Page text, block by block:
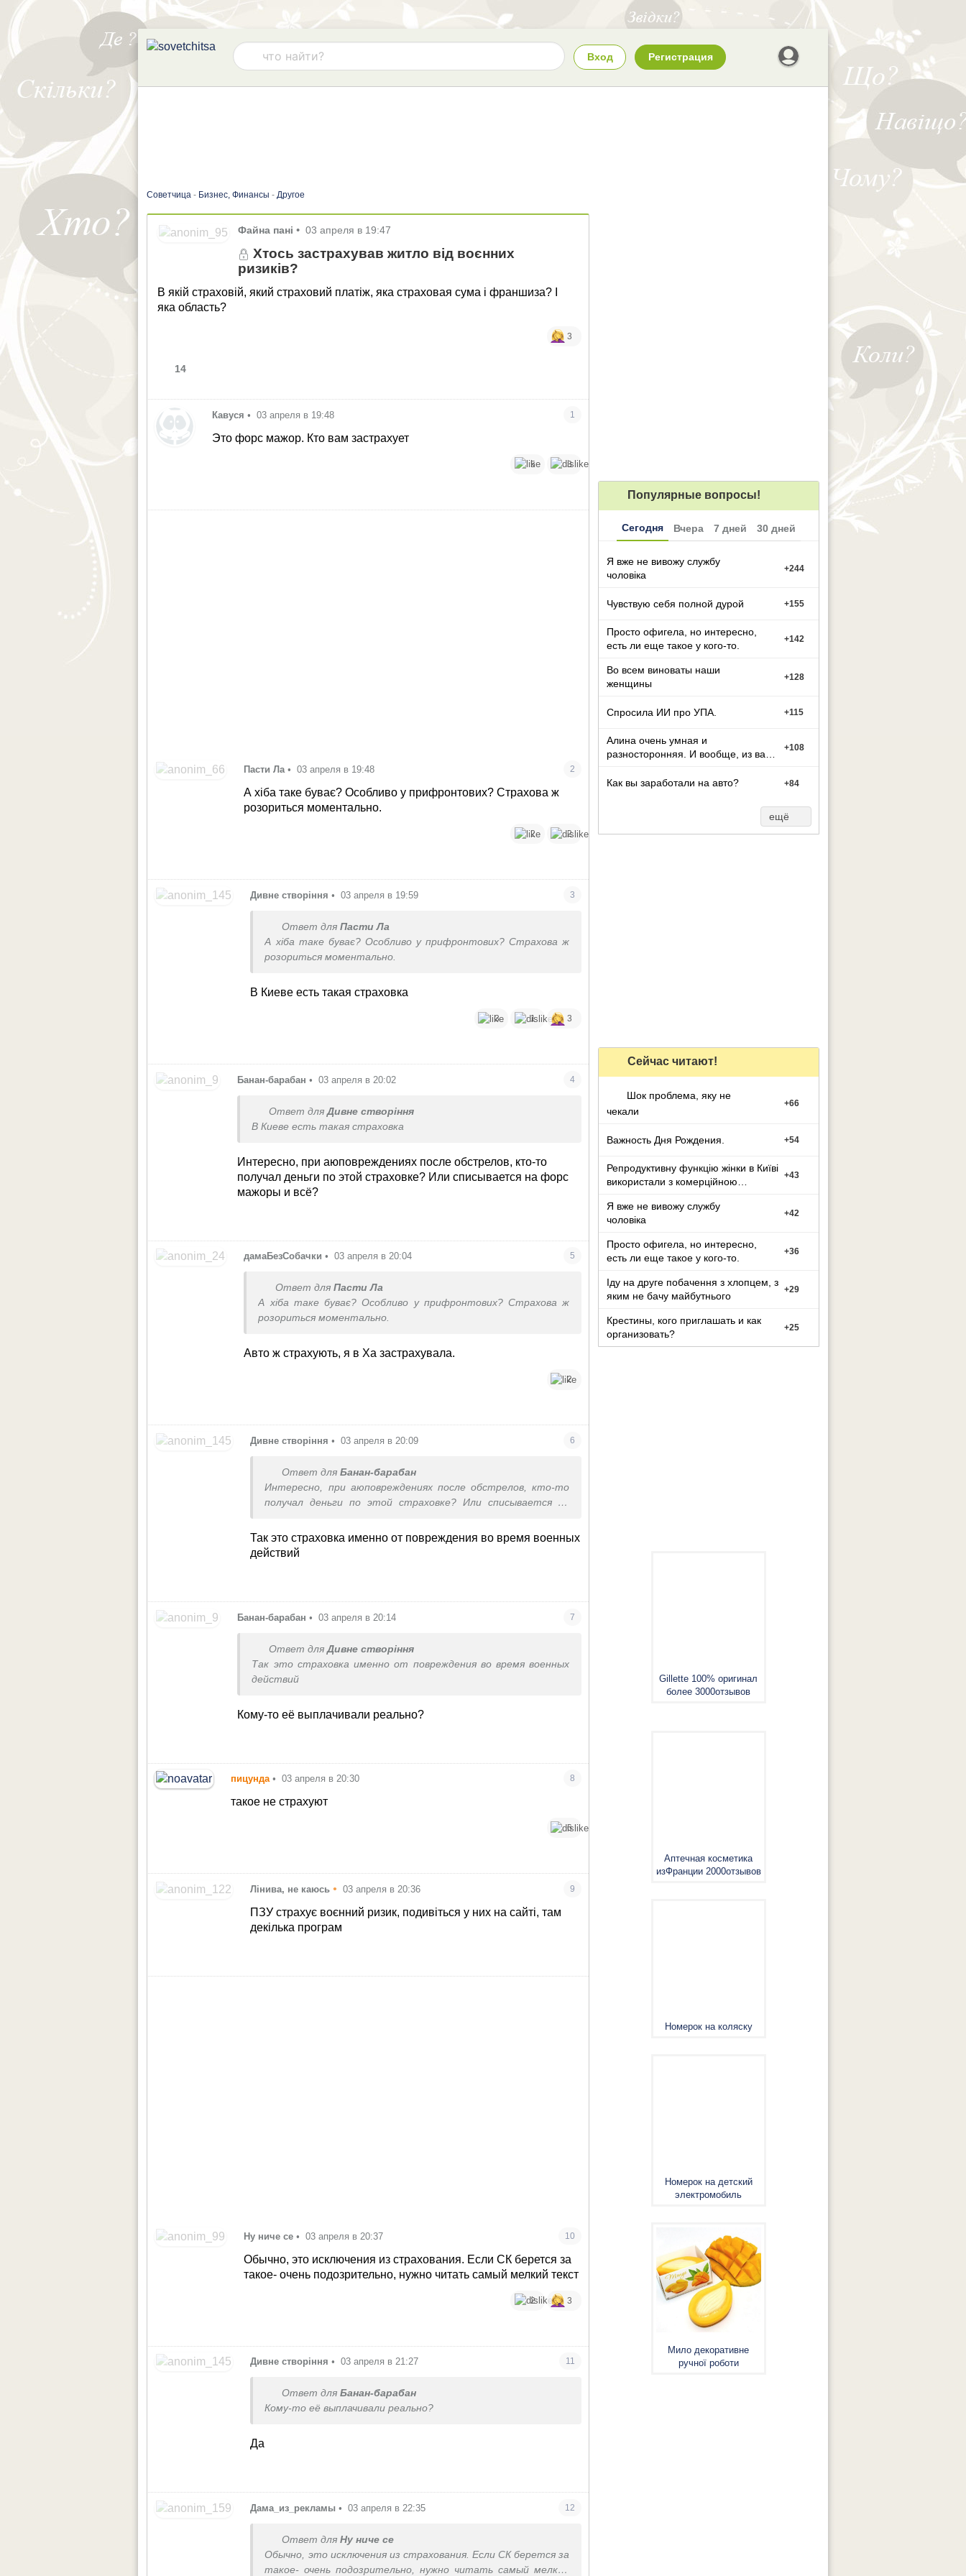
Вход Регистрация
Советчица - Бизнес, Финансы - Другое
Файна пані • 03 апреля в 19:47
Хтось застрахував житло від воєнних
ризиків?
В якій страховій, який страховий платіж, яка страховая сума і франшиза? І
яка область?
3
14
Кавуся • 03 апреля в 19:48 1
Это форс мажор. Кто вам застрахует
5 3
Пасти Ла • 03 апреля в 19:48 2
А хіба таке буває? Особливо у прифронтових? Страхова ж
розориться моментально.
2 2
Дивне створіння • 03 апреля в 19:59 3
Ответ для Пасти Ла
А хіба таке буває? Особливо у прифронтових? Страхова ж
розориться моментально.
В Киеве есть такая страховка
3 1 3
Банан-барабан • 03 апреля в 20:02 4
Ответ для Дивне створіння
В Киеве есть такая страховка
Интересно, при аюповреждениях после обстрелов, кто-то
получал деньги по этой страховке? Или списывается на форс
мажоры и всё?
дамаБезСобачки • 03 апреля в 20:04 5
Ответ для Пасти Ла
А хіба таке буває? Особливо у прифронтових? Страхова ж
розориться моментально.
Авто ж страхують, я в Ха застрахувала.
2
Дивне створіння • 03 апреля в 20:09 6
Ответ для Банан-барабан
Интересно, при аюповреждениях после обстрелов, кто-то
получал деньги по этой страховке? Или списывается на
Так это страховка именно от повреждения во время военных
действий
Банан-барабан • 03 апреля в 20:14 7
Ответ для Дивне створіння
Так это страховка именно от повреждения во время военных
действий
Кому-то её выплачивали реально?
пицунда • 03 апреля в 20:30 8
такое не страхуют
6
Лінива, не каюсь • 03 апреля в 20:36 9
ПЗУ страхує воєнний ризик, подивіться у них на сайті, там
декілька програм
Ну ниче се • 03 апреля в 20:37 10
Обычно, это исключения из страхования. Если СК берется за
такое- очень подозрительно, нужно читать самый мелкий текст
2 3
Дивне створіння • 03 апреля в 21:27 11
Ответ для Банан-барабан
Кому-то её выплачивали реально?
Да
Дама_из_рекламы • 03 апреля в 22:35 12
Ответ для Ну ниче се
Обычно, это исключения из страхования. Если СК берется за
такое- очень подозрительно, нужно читать самый мелкий
Популярные вопросы!
Сегодня Вчера 7 дней 30 дней
Я вже не вивожу службу
чоловіка
+244
Чувствую себя полной дурой +155
Просто офигела, но интересно,
есть ли еще такое у кого-то.
+142
Во всем виноваты наши
женщины
+128
Спросила ИИ про УПА. +115
Алина очень умная и
разносторонняя. И вообще, из вас
+108
Как вы заработали на авто? +84
ещё
Сейчас читают!
Шок проблема, яку не
чекали
+66
Важность Дня Рождения. +54
Репродуктивну функцію жінки в Київі
використали з комерційною
+43
Я вже не вивожу службу
чоловіка
+42
Просто офигела, но интересно,
есть ли еще такое у кого-то.
+36
Іду на друге побачення з хлопцем, з
яким не бачу майбутнього
+29
Крестины, кого приглашать и как
организовать?
+25
Gillette 100% оригинал
более 3000отзывов
Аптечная косметика
изФранции 2000отзывов
Номерок на коляску
Номерок на детский
электромобиль
Мило декоративне
ручної роботи